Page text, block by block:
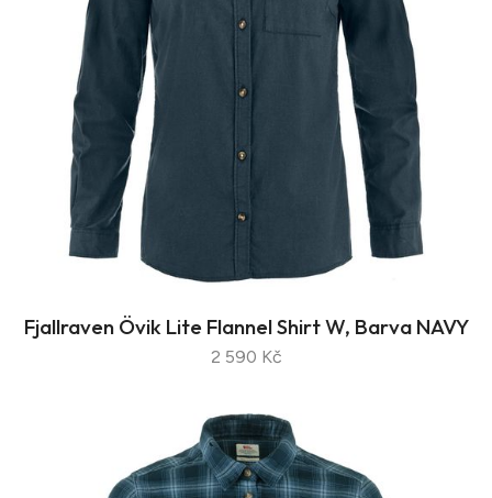
Fjallraven Övik Lite Flannel Shirt W, Barva NAVY
2 590 Kč